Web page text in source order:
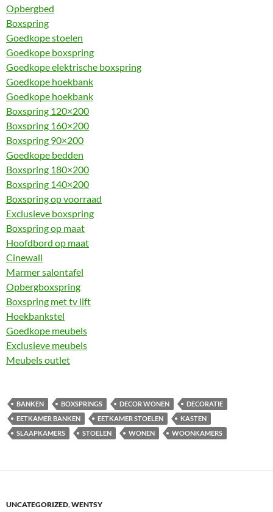
Opbergbed
Boxspring
Goedkope stoelen
Goedkope boxspring
Goedkope elektrische boxspring
Goedkope hoekbank
Goedkope hoekbank
Boxspring 120×200
Boxspring 160×200
Boxspring 90×200
Goedkope bedden
Boxspring 180×200
Boxspring 140×200
Boxspring op voorraad
Exclusieve boxspring
Boxspring op maat
Hoofdbord op maat
Cinewall
Marmer salontafel
Opbergboxspring
Boxspring met tv lift
Hoekbankstel
Goedkope meubels
Exclusieve meubels
Meubels outlet
BANKEN BOXSPRINGS DECOR WONEN
DECORATIE
EETKAMER BANKEN
EETKAMER STOELEN
KASTEN
SLAAPKAMERS
STOELEN WONEN WOONKAMERS
UNCATEGORIZED,WENTSY